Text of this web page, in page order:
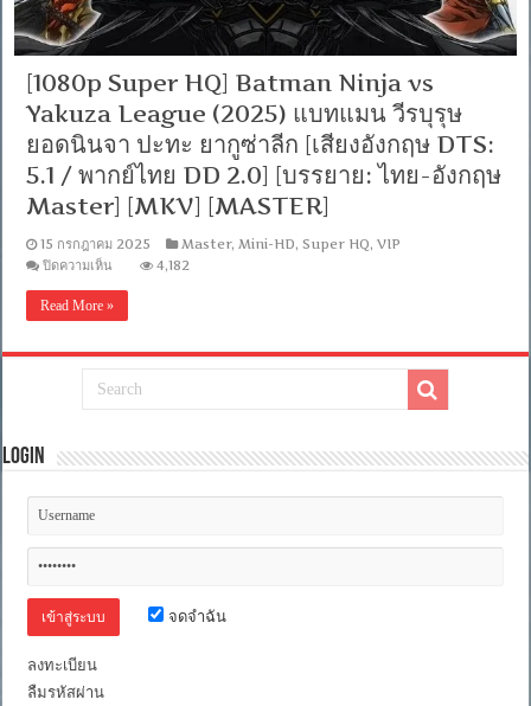
[1080p Super HQ] Batman Ninja vs
Yakuza League (2025) แบทแมน วีรบุรุษ
ยอดนินจา ปะทะ ยากูซ่าลีก [เสียงอังกฤษ DTS:
5.1 / พากย์ไทย DD 2.0] [บรรยาย: ไทย-อังกฤษ
Master] [MKV] [MASTER]
15 กรกฎาคม 2025 Master,Mini-HD,Super HQ,VIP
ปิดความเห็นบน
HQ]
Ninja
Yakuza
League
ทแมน
ยอด
ซ่า
4,182
Read More »
Login
จดจำฉัน
ลงทะเบียน
ลืมรหัสผ่าน